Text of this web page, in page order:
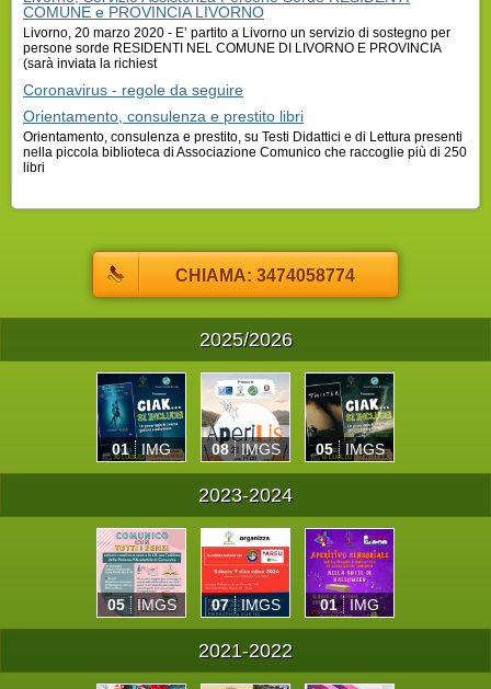
COMUNE e PROVINCIA LIVORNO
Livorno, 20 marzo 2020 - E’ partito a Livorno un servizio di sostegno per
persone sorde RESIDENTI NEL COMUNE DI LIVORNO E PROVINCIA
(sarà inviata la richiest
Coronavirus - regole da seguire
Orientamento, consulenza e prestito libri
Orientamento, consulenza e prestito, su Testi Didattici e di Lettura presenti
nella piccola biblioteca di Associazione Comunico che raccoglie più di 250
libri
CHIAMA: 3474058774
2025/2026
01 IMG 08 IMGS 05 IMGS
2023-2024
05 IMGS 07 IMGS 01 IMG
2021-2022